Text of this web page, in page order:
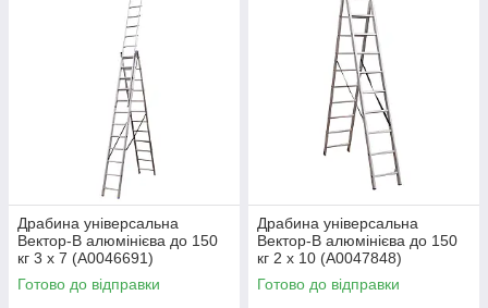
Драбина універсальна
Вектор-В алюмінієва до 150
кг 3 х 7 (А0046691)
Готово до відправки
Драбина універсальна
Вектор-В алюмінієва до 150
кг 2 х 10 (А0047848)
Готово до відправки